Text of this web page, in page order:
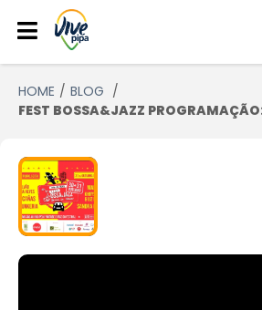
HOME
BLOG
FEST BOSSA&JAZZ